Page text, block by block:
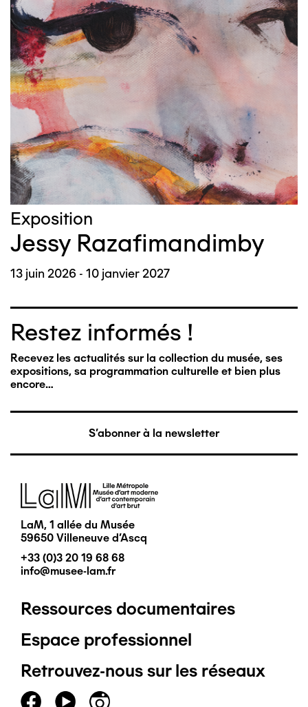
Exposition
Jessy Razafimandimby
13 juin 2026 - 10 janvier 2027
Restez informés !
Recevez les actualités sur la collection du musée, ses
expositions, sa programmation culturelle et bien plus
encore…
S'abonner à la newsletter
Image
LaM, 1 allée du Musée
59650 Villeneuve d'Ascq
+33 (0)3 20 19 68 68
info@musee-lam.fr
Pied
de
page
Ressources documentaires
Espace professionnel
Retrouvez-nous sur les réseaux